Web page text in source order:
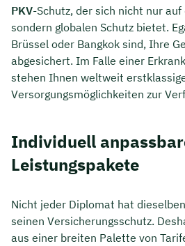
PKV-Schutz, der sich nicht nur
sondern globalen Schutz bietet.
Brüssel oder Bangkok sind, Ihre
abgesichert. Im Falle einer
stehen Ihnen weltweit
Versorgungsmöglichkeiten zur
Individuell
Leistungspakete
Nicht jeder Diplomat hat
seinen Versicherungsschutz.
aus einer breiten Palette von